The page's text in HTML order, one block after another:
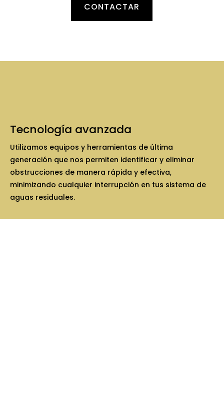
CONTACTAR
Tecnología avanzada
Utilizamos equipos y herramientas de última
generación que nos permiten identificar y eliminar
obstrucciones de manera rápida y efectiva,
minimizando cualquier interrupción en tus sistema de
aguas residuales.